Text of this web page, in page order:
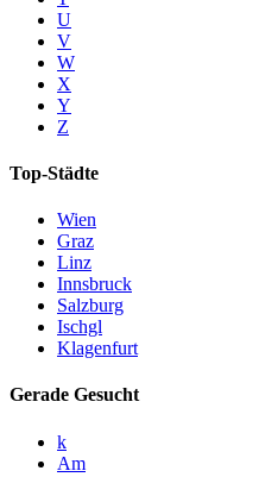
U
V
W
X
Y
Z
Top-Städte
Wien
Graz
Linz
Innsbruck
Salzburg
Ischgl
Klagenfurt
Gerade Gesucht
k
Am